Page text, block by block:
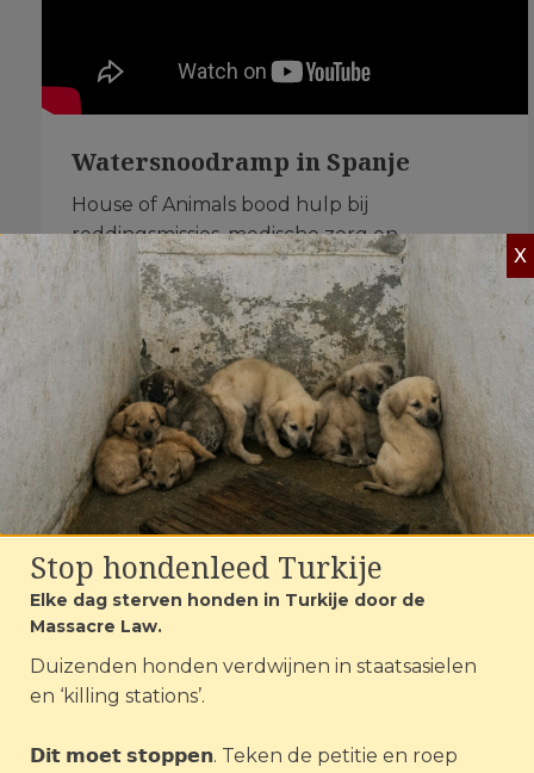
Watersnoodramp in Spanje
House of Animals bood hulp bij
reddingsmissies, medische zorg en
noodopvang voor dieren in overstroomde
Spaanse regio’s, ondersteunde lokale asielen
en verstrekte voedsel en voorzieningen.
Lees meer ›
Stop hondenleed Turkije
Elke dag sterven honden in Turkije door de
Massacre Law.
Duizenden honden verdwijnen in staatsasielen
en ‘killing stations’.
𝗗𝗶𝘁 𝗺𝗼𝗲𝘁 𝘀𝘁𝗼𝗽𝗽𝗲𝗻. Teken de petitie en roep
X